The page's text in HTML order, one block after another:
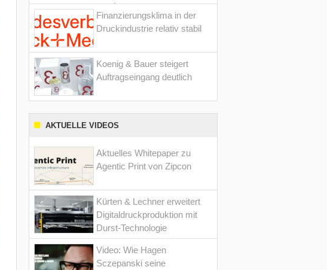
werden
Finanzierungsklima in der
Druckindustrie relativ stabil
Koenig & Bauer steigert
Auftragseingang deutlich
AKTUELLE VIDEOS
Aktuelles Whitepaper zu
Agentic Print von Zipcon
Kürten & Lechner erweitert
Digitaldruckproduktion mit
Durst-Technologie
Video: Wie Hagen
Sczepanski seine